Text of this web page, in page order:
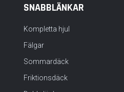
SNABBLÄNKAR
Kompletta hjul
Fälgar
Sommardäck
Friktionsdäck